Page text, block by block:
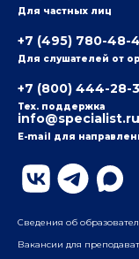
Радио
ул. Радио, д.24,
ул. Воронцовская,
Бауманский
ул. Бауманская, д.
Плаза», 4-й этаж
Для частных лиц
+7 (495) 780-48-
Для слушателей от
+7 (800) 444-28-
Тех. поддержка
info@specialist.ru
E-mail для
Сведения об
Вакансии для